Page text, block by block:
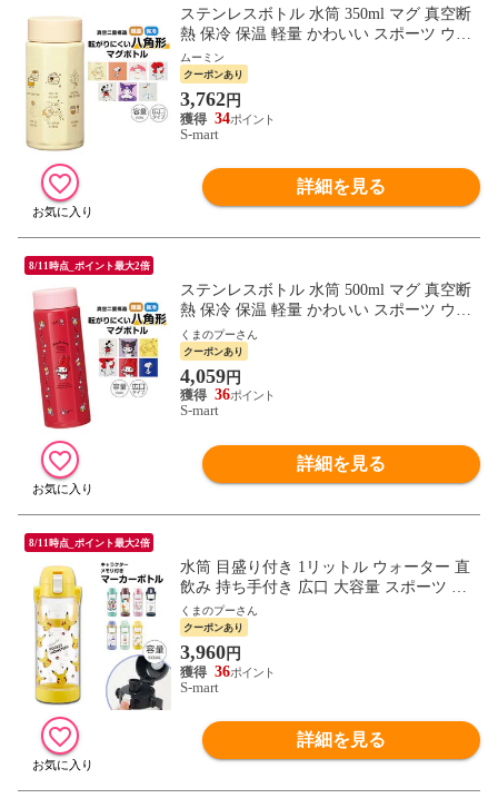
ステンレスボトル 水筒 350ml マグ 真空断
熱 保冷 保温 軽量 かわいい スポーツ ウォ
ーキング キャラクター ディズニー サンリ
オ STO4
ムーミン
クーポンあり
3,762円
34
S-mart
詳細を見る
8/11時点_ポイント最大2倍
ステンレスボトル 水筒 500ml マグ 真空断
熱 保冷 保温 軽量 かわいい スポーツ ウォ
ーキング キャラクター ディズニー サンリ
オ STO5
くまのプーさん
クーポンあり
4,059円
36
S-mart
詳細を見る
8/11時点_ポイント最大2倍
水筒 目盛り付き 1リットル ウォーター 直
飲み 持ち手付き 広口 大容量 スポーツ ア
ウトドア ドリンクマーカーボトル 1000ml
PDMK10
くまのプーさん
クーポンあり
3,960円
36
S-mart
詳細を見る